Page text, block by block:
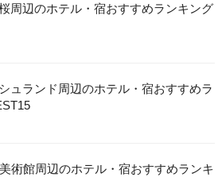
周辺のホテル・宿おすすめランキング
ュランド周辺のホテル・宿おすすめラ
術館周辺のホテル・宿おすすめランキ